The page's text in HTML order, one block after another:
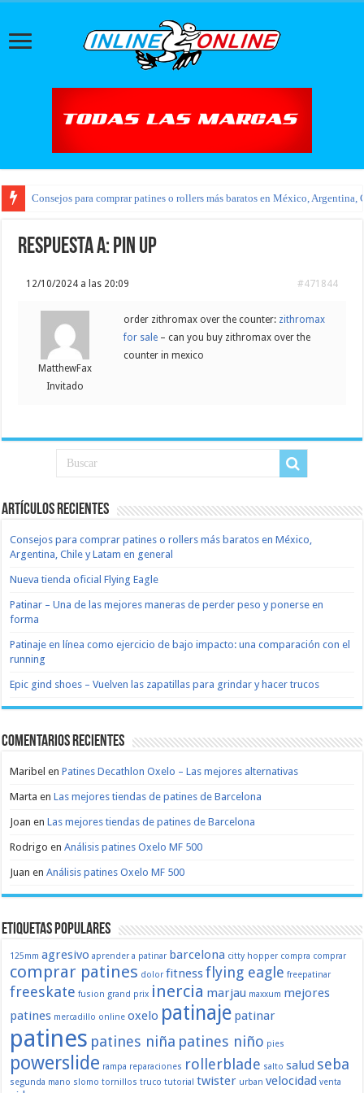
Consejos para comprar patines o rollers más baratos en México, Argentina,
Respuesta a: pin up
12/10/2024 a las 20:09 #471844
MatthewFax
Invitado
order zithromax over the counter: zithromax
for sale – can you buy zithromax over the
counter in mexico
Artículos recientes
Consejos para comprar patines o rollers más baratos en México,
Argentina, Chile y Latam en general
Nueva tienda oficial Flying Eagle
Patinar – Una de las mejores maneras de perder peso y ponerse en
forma
Patinaje en línea como ejercicio de bajo impacto: una comparación con el
running
Epic gind shoes – Vuelven las zapatillas para grindar y hacer trucos
Comentarios recientes
Maribel enPatines Decathlon Oxelo – Las mejores alternativas
Marta enLas mejores tiendas de patines de Barcelona
Joan enLas mejores tiendas de patines de Barcelona
Rodrigo enAnálisis patines Oxelo MF 500
Juan enAnálisis patines Oxelo MF 500
Etiquetas populares
125mm agresivo aprender a patinar barcelona citty hopper compra comprar
comprar patines dolor fitnessflying eagle freepatinar
freeskate fusion grand prix inercia marjau maxxum mejores
patines mercadillo online oxelo patinaje patinar
patines patines niña patines niño pies
powerslide rampa reparaciones rollerblade salto salud seba
segunda mano slomo tornillos truco tutorial twister urban velocidad venta